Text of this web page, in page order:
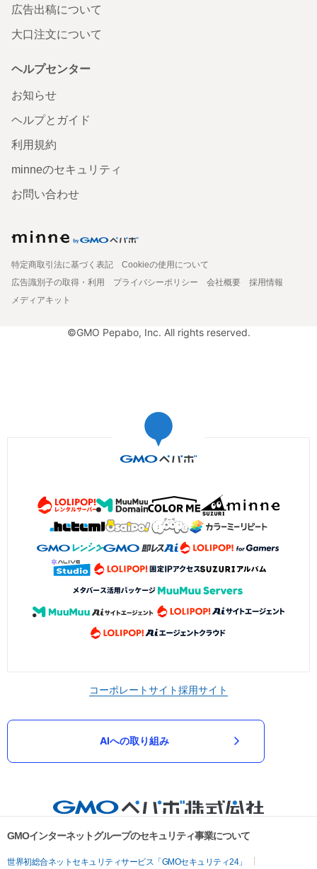
広告出稿について
大口注文について
ヘルプセンター
お知らせ
ヘルプとガイド
利用規約
minneのセキュリティ
お問い合わせ
特定商取引法に基づく表記
Cookieの使用について
広告識別子の取得・利用
プライバシーポリシー 会社概要
採用情報
メディアキット
©GMO Pepabo, Inc. All rights reserved.
コーポレートサイト採用サイト
AIへの取り組み
GMOインターネットグループのセキュリティ事業について
世界初総合ネットセキュリティサービス「GMOセキュリティ24」